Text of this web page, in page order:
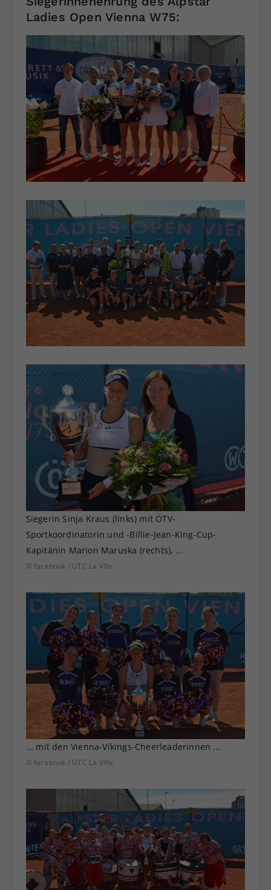
Ladies Open Vienna W75:
Siegerin Sinja Kraus (links) mit ÖTV-
Sportkoordinatorin und -Billie-Jean-King-Cup-
Kapitänin Marion Maruska (rechts), ...
© facebook / UTC La Ville
... mit den Vienna-Vikings-Cheerleaderinnen ...
© facebook / UTC La Ville